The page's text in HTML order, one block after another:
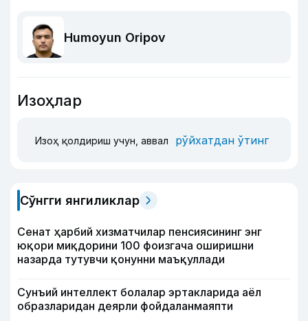
Humoyun Oripov
Изоҳлар
Изоҳ қолдириш учун, аввал рўйхатдан ўтинг
Сўнгги янгиликлар
Сенат ҳарбий хизматчилар пенсиясининг энг
юқори миқдорини 100 фоизгача оширишни
назарда тутувчи қонунни маъқуллади
Сунъий интеллект болалар эртакларида аёл
образларидан деярли фойдаланмаяпти